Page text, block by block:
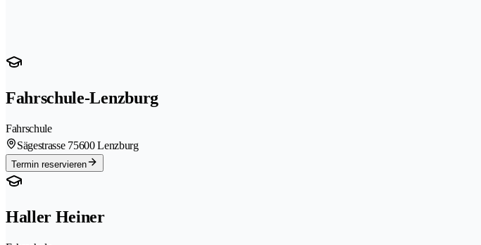
Fahrschule-Lenzburg
Fahrschule
Sägestrasse 75600 Lenzburg
Termin reservieren
Haller Heiner